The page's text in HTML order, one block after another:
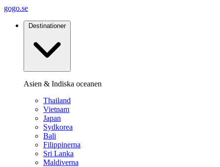
gogo.se
Destinationer
Asien & Indiska oceanen
Thailand
Vietnam
Japan
Sydkorea
Bali
Filippinerna
Sri Lanka
Maldiverna